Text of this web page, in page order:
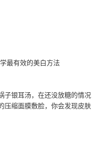
最有效的美白方法
子银耳汤，在还没放糖的情况
压缩面膜敷脸，你会发现皮肤